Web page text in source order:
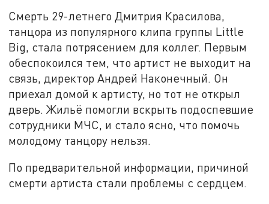
Смерть 29-летнего Дмитрия Красилова,
танцора из популярного клипа группы Little
Big, стала потрясением для коллег. Первым
обеспокоился тем, что артист не выходит на
связь, директор Андрей Наконечный. Он
приехал домой к артисту, но тот не открыл
дверь. Жильё помогли вскрыть подоспевшие
сотрудники МЧС, и стало ясно, что помочь
молодому танцору нельзя.
По предварительной информации, причиной
смерти артиста стали проблемы с сердцем.